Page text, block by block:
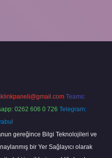
Teams:
0262 606 0 726 Telegram:
gereğince Bilgi Teknolojileri ve
bir Yer Sağlayıcı olarak